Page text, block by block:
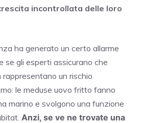
incontrollata delle loro
ha generato un certo allarme
se gli esperti assicurano che
un rischio
le meduse uovo fritto fanno
marino e svolgono una funzione
Anzi, se ve ne trovate una